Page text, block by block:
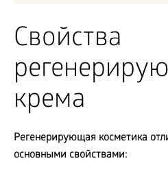
Свойства
крема
Регенерирующая косметика
основными свойствами: